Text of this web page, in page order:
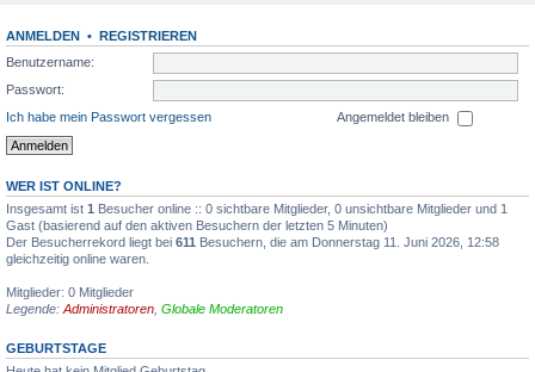
ANMELDEN • REGISTRIEREN
Benutzername:
Passwort:
Ich habe mein Passwort vergessen
Angemeldet bleiben
WER IST ONLINE?
Insgesamt ist 1 Besucher online :: 0 sichtbare Mitglieder, 0 unsichtbare Mitglieder und 1
Gast (basierend auf den aktiven Besuchern der letzten 5 Minuten)
Der Besucherrekord liegt bei 611 Besuchern, die am Donnerstag 11. Juni 2026, 12:58
gleichzeitig online waren.
Mitglieder: 0 Mitglieder
Legende: Administratoren Globale Moderatoren
GEBURTSTAGE